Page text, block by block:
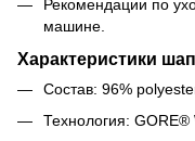
Рекомендации по
машине.
Характеристики
Состав: 96%
Технология: GORE®